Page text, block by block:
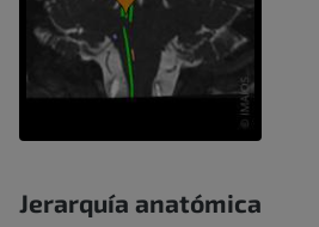
Jerarquía anatómica